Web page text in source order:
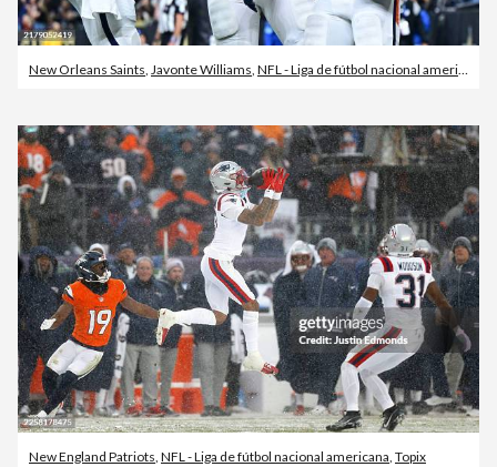
New Orleans Saints Javonte Williams NFL - Liga de fútbol nacional americana
New England Patriots, NFL - Liga de fútbol nacional americana, Topix